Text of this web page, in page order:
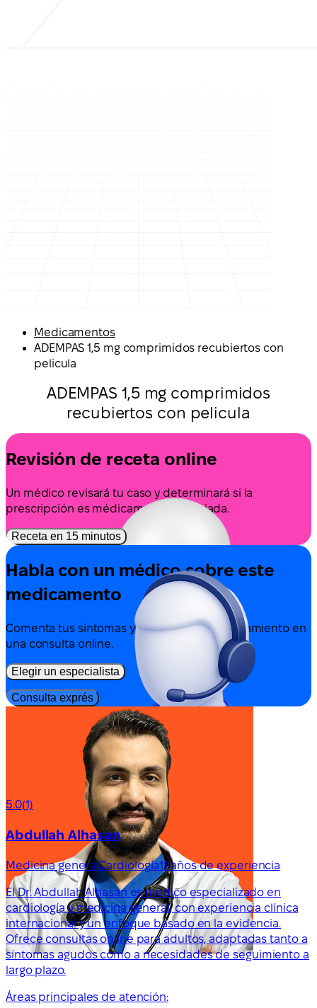
Medicamentos
ADEMPAS 1,5 mg comprimidos recubiertos con
pelicula
ADEMPAS 1,5 mg comprimidos
recubiertos con pelicula
Revisión de receta online
Un médico revisará tu caso y determinará si la
prescripción es médicamente apropiada.
Receta en 15 minutos
Habla con un médico sobre este
medicamento
Comenta tus síntomas y las opciones de tratamiento en
una consulta online.
Elegir un especialista
Consulta exprés
5.0(1)
Abdullah Alhasan
Medicina generalCardiología11 años de experiencia
El Dr. Abdullah Alhasan es médico especializado en
cardiología y medicina general, con experiencia clínica
internacional y un enfoque basado en la evidencia.
Ofrece consultas online para adultos, adaptadas tanto a
síntomas agudos como a necesidades de seguimiento a
largo plazo.
Áreas principales de atención: